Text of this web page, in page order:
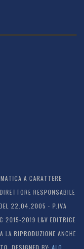
A CARATTERE
RESPONSABILE
DEL 22.04.2005 - P.IVA
2015-2019 L&V EDITRICE
RIPRODUZIONE ANCHE